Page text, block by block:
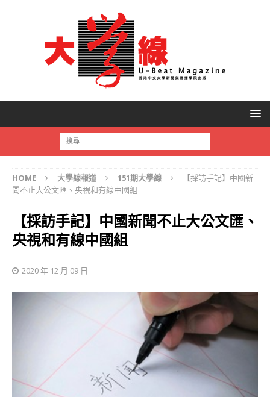
HOME 大學線報道 151期大學線
【採訪手記】中國新
聞不止大公文匯、央視和有線中國組
【採訪手記】中國新聞不止大公文匯、
央視和有線中國組
2020 年 12 月 09 日